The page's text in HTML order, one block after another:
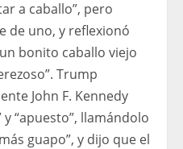
a caballo”, pero
de uno, y reflexionó
bonito caballo viejo
Trump
John F. Kennedy
“apuesto”, llamándolo
guapo”, y dijo que el